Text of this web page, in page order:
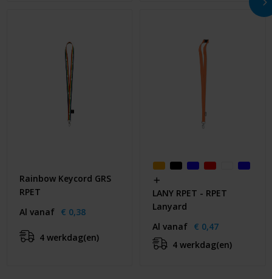
Rainbow Keycord GRS
RPET
Al vanaf € 0,38
4 werkdag(en)
LANY RPET - RPET
Lanyard
Al vanaf € 0,47
4 werkdag(en)